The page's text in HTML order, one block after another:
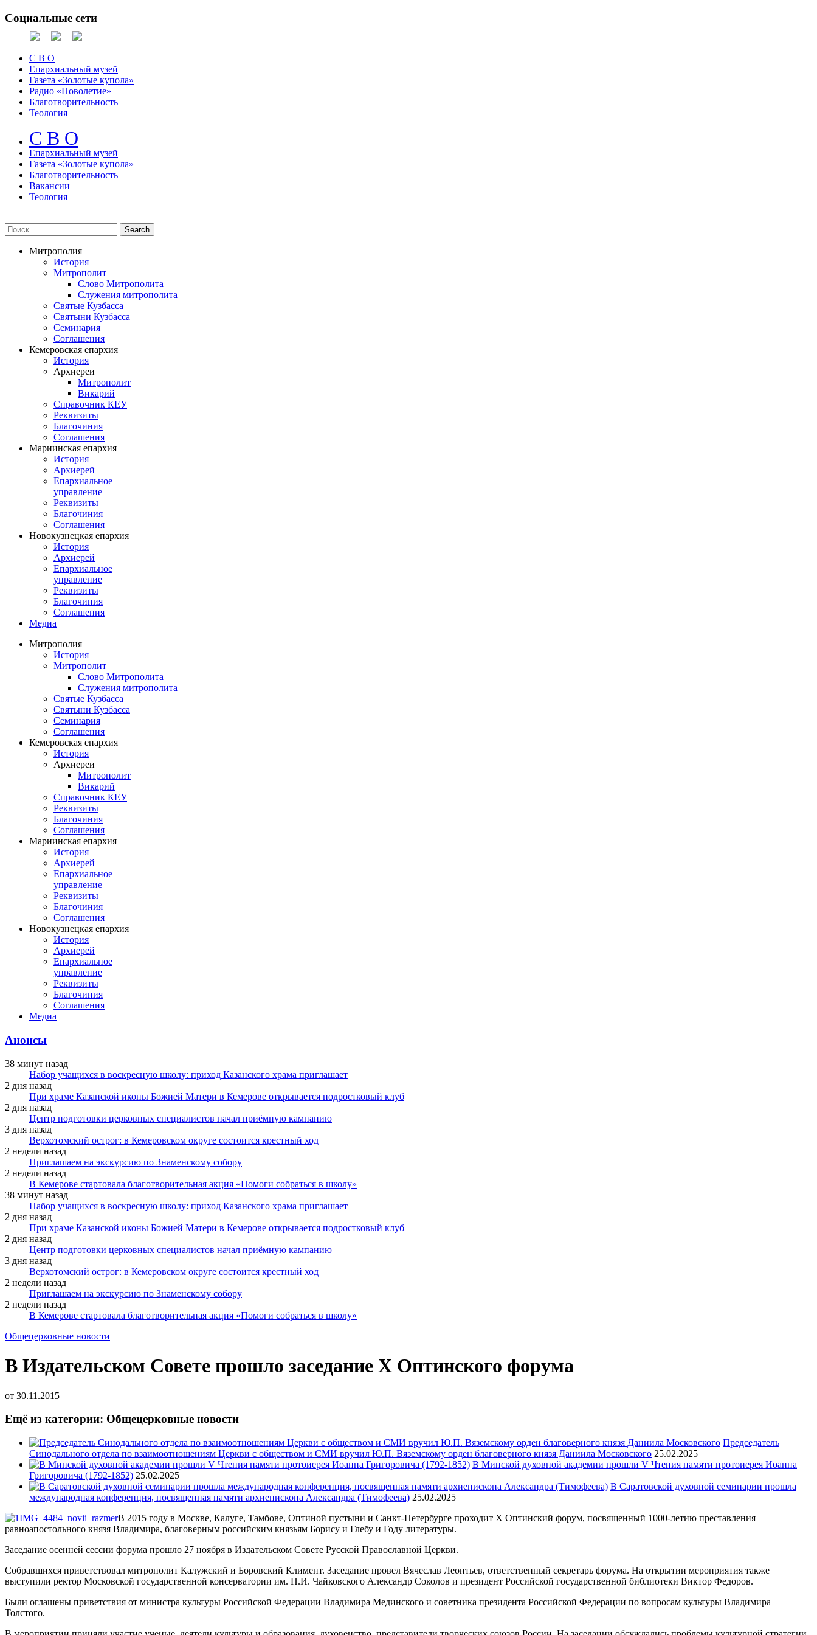
Социальные сети
С В О
Епархиальный музей
Газета «Золотые купола»
Радио «Новолетие»
Благотворительность
Теология
С В О
Епархиальный музeй
Газета «Золотые купола»
Благотворительность
Вакансии
Теология
Митрополия
История
Митрополит
Слово Митрополита
Служения митрополита
Святые Кузбасса
Святыни Кузбасса
Семинария
Соглашения
Кемеровская епархия
История
Архиереи
Митрополит
Викарий
Справочник КЕУ
Реквизиты
Благочиния
Соглашения
Мариинская епархия
История
Архиерей
Епархиальное
управление
Реквизиты
Благочиния
Соглашения
Новокузнецкая епархия
История
Архиерей
Епархиальное
управление
Реквизиты
Благочиния
Соглашения
Медиа
Митрополия
История
Митрополит
Слово Митрополита
Служения митрополита
Святые Кузбасса
Святыни Кузбасса
Семинария
Соглашения
Кемеровская епархия
История
Архиереи
Митрополит
Викарий
Справочник КЕУ
Реквизиты
Благочиния
Соглашения
Мариинская епархия
История
Архиерей
Епархиальное
управление
Реквизиты
Благочиния
Соглашения
Новокузнецкая епархия
История
Архиерей
Епархиальное
управление
Реквизиты
Благочиния
Соглашения
Медиа
Анонсы
38 минут назад
Набор учащихся в воскресную школу: приход Казанского храма приглашает
2 дня назад
При храме Казанской иконы Божией Матери в Кемерове открывается подростковый клуб
2 дня назад
Центр подготовки церковных специалистов начал приёмную кампанию
3 дня назад
Верхотомский острог: в Кемеровском округе состоится крестный ход
2 недели назад
Приглашаем на экскурсию по Знаменскому собору
2 недели назад
В Кемерове стартовала благотворительная акция «Помоги собраться в школу»
38 минут назад
Набор учащихся в воскресную школу: приход Казанского храма приглашает
2 дня назад
При храме Казанской иконы Божией Матери в Кемерове открывается подростковый клуб
2 дня назад
Центр подготовки церковных специалистов начал приёмную кампанию
3 дня назад
Верхотомский острог: в Кемеровском округе состоится крестный ход
2 недели назад
Приглашаем на экскурсию по Знаменскому собору
2 недели назад
В Кемерове стартовала благотворительная акция «Помоги собраться в школу»
Общецерковные новости
В Издательском Совете прошло заседание Х Оптинского форума
от 30.11.2015
Ещё из категории: Общецерковные новости
Председатель
Синодального отдела по взаимоотношениям Церкви с обществом и СМИ вручил Ю.П. Вяземскому орден благоверного князя Даниила Московского 25.02.2025
В Минской духовной академии прошли V Чтения памяти протоиерея Иоанна
Григоровича (1792-1852) 25.02.2025
В Саратовской духовной семинарии прошла
международная конференция, посвященная памяти архиепископа Александра (Тимофеева) 25.02.2025
В 2015 году в Москве, Калуге, Тамбове, Оптиной пустыни и Санкт-Петербурге проходит X Оптинский форум, посвященный 1000-летию преставления
равноапостольного князя Владимира, благоверным российским князьям Борису и Глебу и Году литературы.
Заседание осенней сессии форума прошло 27 ноября в Издательском Совете Русской Православной Церкви.
Собравшихся приветствовал митрополит Калужский и Боровский Климент. Заседание провел Вячеслав Леонтьев, ответственный секретарь форума. На открытии мероприятия также
выступили ректор Московской государственной консерватории им. П.И. Чайковского Александр Соколов и президент Российской государственной библиотеки Виктор Федоров.
Были оглашены приветствия от министра культуры Российской Федерации Владимира Мединского и советника президента Российской Федерации по вопросам культуры Владимира
Толстого.